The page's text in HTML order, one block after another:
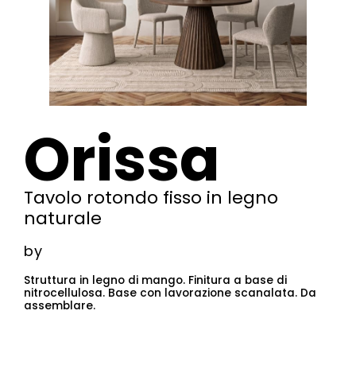
Orissa
Tavolo rotondo fisso in legno
naturale
by
Struttura in legno di mango. Finitura a base di
nitrocellulosa. Base con lavorazione scanalata. Da
assemblare.